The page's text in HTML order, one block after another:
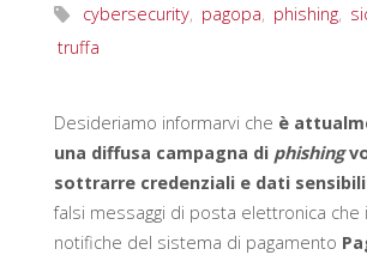
cybersecurity, pagopa, phishing,
truffa
Desideriamo informarvi che è
una diffusa campagna di phishing
sottrarre credenziali e dati sensibili
falsi messaggi di posta elettronica che
notifiche del sistema di pagamento